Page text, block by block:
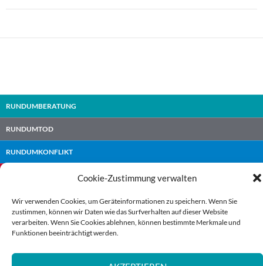
Cookie-Zustimmung verwalten
Wir verwenden Cookies, um Geräteinformationen zu speichern. Wenn Sie
zustimmen, können wir Daten wie das Surfverhalten auf dieser Website
verarbeiten. Wenn Sie Cookies ablehnen, können bestimmte Merkmale und
Funktionen beeinträchtigt werden.
RUNDUMBERATUNG
RUNDUMTOD
RUNDUMKONFLIKT
RUNDUMPOLITIK
RUNDUMFAMILIE